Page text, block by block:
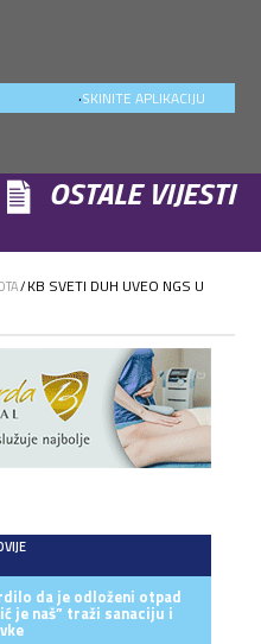
SKINITE APLIKACIJU
.
OSTALE VIJESTI
/KB SVETI DUH UVEO NGS U
da je odloženi otpad
je naš” traži sanaciju i